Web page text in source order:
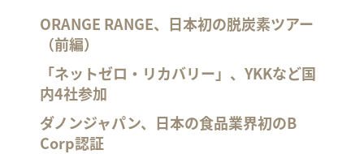
ORANGE RANGE、日本初の脱炭素ツアー
（前編）
「ネットゼロ・リカバリー」、YKKなど国
内4社参加
ダノンジャパン、日本の食品業界初のB
Corp認証